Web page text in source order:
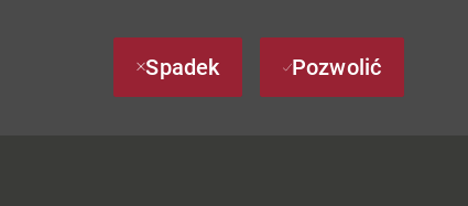
Spadek Pozwolić